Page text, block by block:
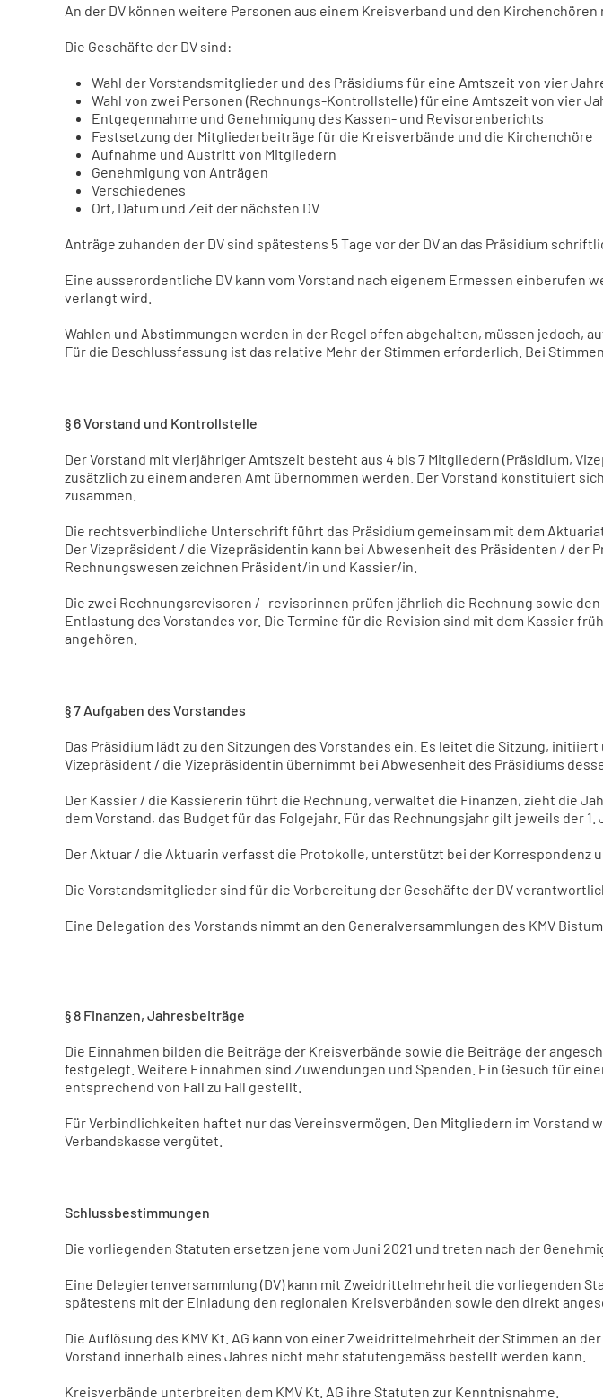
An der DV können weitere Personen aus einem Kreisverband und den
Die Geschäfte der DV sind:
Wahl der Vorstandsmitglieder und des Präsidiums für eine Amtszeit von vier
Wahl von zwei Personen (Rechnungs-Kontrollstelle) für eine Amtszeit von vier
Entgegennahme und Genehmigung des Kassen- und Revisorenberichts
Festsetzung der Mitgliederbeiträge für die Kreisverbände und die Kirchenchöre
Aufnahme und Austritt von Mitgliedern
Genehmigung von Anträgen
Verschiedenes
Ort, Datum und Zeit der nächsten DV
Anträge zuhanden der DV sind spätestens 5 Tage vor der DV an das Präsidium
Eine ausserordentliche DV kann vom Vorstand nach eigenem Ermessen
verlangt wird.
Wahlen und Abstimmungen werden in der Regel offen abgehalten, müssen jedoch,
Für die Beschlussfassung ist das relative Mehr der Stimmen erforderlich. Bei
§ 6 Vorstand und Kontrollstelle
Der Vorstand mit vierjähriger Amtszeit besteht aus 4 bis 7 Mitgliedern (Präsidium,
zusätzlich zu einem anderen Amt übernommen werden. Der Vorstand konstituiert
zusammen.
Die rechtsverbindliche Unterschrift führt das Präsidium gemeinsam mit dem
Der Vizepräsident / die Vizepräsidentin kann bei Abwesenheit des Präsidenten /
Rechnungswesen zeichnen Präsident/in und Kassier/in.
Die zwei Rechnungsrevisoren / -revisorinnen prüfen jährlich die Rechnung sowie
Entlastung des Vorstandes vor. Die Termine für die Revision sind mit dem Kassier
angehören.
§ 7 Aufgaben des Vorstandes
Das Präsidium lädt zu den Sitzungen des Vorstandes ein. Es leitet die Sitzung,
Vizepräsident / die Vizepräsidentin übernimmt bei Abwesenheit des Präsidiums
Der Kassier / die Kassiererin führt die Rechnung, verwaltet die Finanzen, zieht die
dem Vorstand, das Budget für das Folgejahr. Für das Rechnungsjahr gilt jeweils der 1.
Der Aktuar / die Aktuarin verfasst die Protokolle, unterstützt bei der Korrespondenz
Die Vorstandsmitglieder sind für die Vorbereitung der Geschäfte der DV
Eine Delegation des Vorstands nimmt an den Generalversammlungen des KMV
§ 8 Finanzen, Jahresbeiträge
Die Einnahmen bilden die Beiträge der Kreisverbände sowie die Beiträge der
festgelegt. Weitere Einnahmen sind Zuwendungen und Spenden. Ein Gesuch für
entsprechend von Fall zu Fall gestellt.
Für Verbindlichkeiten haftet nur das Vereinsvermögen. Den Mitgliedern im Vorstand
Verbandskasse vergütet.
Schlussbestimmungen
Die vorliegenden Statuten ersetzen jene vom Juni 2021 und treten nach der
Eine Delegiertenversammlung (DV) kann mit Zweidrittelmehrheit die vorliegenden
spätestens mit der Einladung den regionalen Kreisverbänden sowie den direkt
Die Auflösung des KMV Kt. AG kann von einer Zweidrittelmehrheit der Stimmen an
Vorstand innerhalb eines Jahres nicht mehr statutengemäss bestellt werden kann.
Kreisverbände unterbreiten dem KMV Kt. AG ihre Statuten zur Kenntnisnahme.